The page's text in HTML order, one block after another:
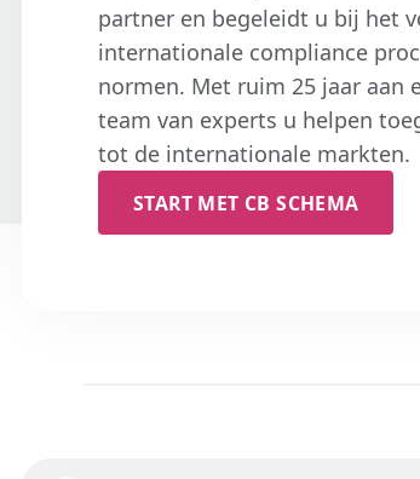
partner en begeleidt u bij het
internationale compliance
normen. Met ruim 25 jaar aan
team van experts u helpen
tot de internationale markten.
START MET CB SCHEMA